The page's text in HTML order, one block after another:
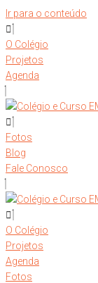
Ir para o conteúdo
O Colégio
Projetos
Agenda
Fotos
Blog
Fale Conosco
O Colégio
Projetos
Agenda
Fotos